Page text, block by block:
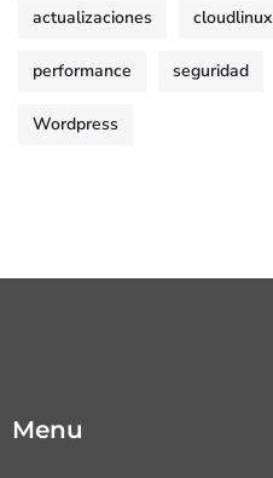
actualizaciones cloudlinux
performance seguridad
Wordpress
Menu